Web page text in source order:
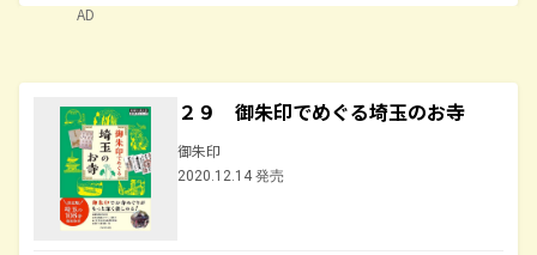
AD
２９ 御朱印でめぐる埼玉のお寺
御朱印
2020.12.14 発売